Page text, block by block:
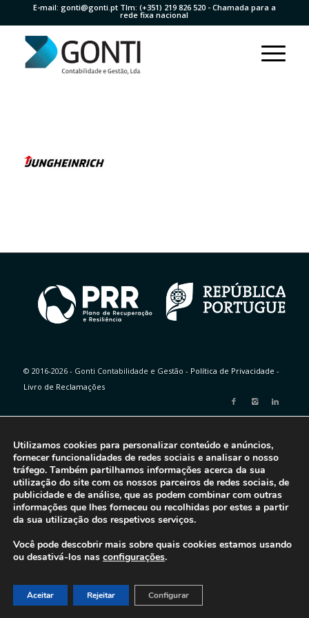
E-mail: gonti@gonti.ptTlm: (+351) 219 826 520- Chamada para a
rede fixa nacional
© 2016-2026 - Gonti Contabilidade e Gestão - Política de Privacidade -
Livro de Reclamações
Utilizamos cookies para personalizar conteúdo e anúncios,
fornecer funcionalidades de redes sociais e analisar o nosso
tráfego. Também partilhamos informações acerca da sua
utilização do site com os nossos parceiros de redes sociais, de
publicidade e de análise, que as podem combinar com outras
informações que lhes forneceu ou recolhidas por estes a partir
da sua utilização dos respetivos serviços.
Você pode descobrir mais sobre quais cookies estamos usando
ou desativá-los nas configurações.
Aceitar Rejeitar Configurar